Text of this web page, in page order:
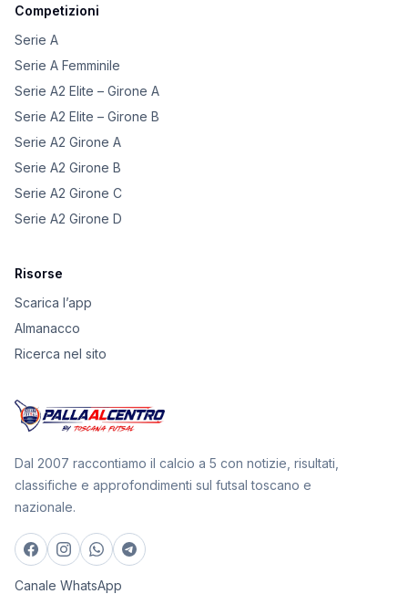
Competizioni
Serie A
Serie A Femminile
Serie A2 Elite – Girone A
Serie A2 Elite – Girone B
Serie A2 Girone A
Serie A2 Girone B
Serie A2 Girone C
Serie A2 Girone D
Risorse
Scarica l’app
Almanacco
Ricerca nel sito
Dal 2007 raccontiamo il calcio a 5 con notizie, risultati,
classifiche e approfondimenti sul futsal toscano e
nazionale.
Canale WhatsApp